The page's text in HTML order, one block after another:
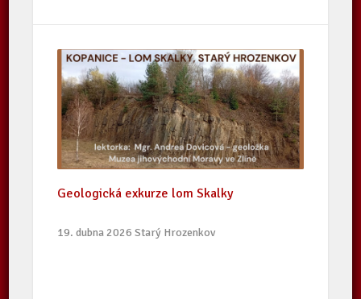
Geologická exkurze lom Skalky
19. dubna 2026 Starý Hrozenkov